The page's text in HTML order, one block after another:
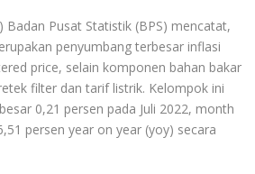
Badan Pusat Statistik (BPS) mencatat,
penyumbang terbesar inflasi
price, selain komponen bahan bakar
filter dan tarif listrik. Kelompok ini
0,21 persen pada Juli 2022, month
persen year on year (yoy) secara